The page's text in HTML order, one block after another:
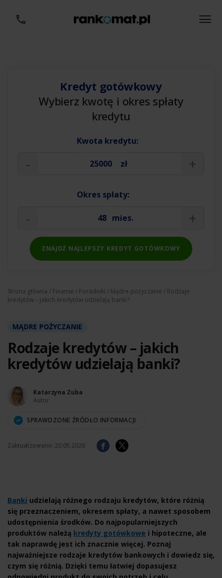
Kredyt gotówkowy
Wybierz kwotę i okres spłaty
kredytu
Kwota kredytu:
- zł +
Okres spłaty:
- mies. +
ZNAJDŹ NAJLEPSZY KREDYT GOTÓWKOWY
Strona główna / Finanse / Poradniki / Mądre pożyczanie / Rodzaje
kredytów – jakich kredytów udzielają banki?
MĄDRE POŻYCZANIE
Rodzaje kredytów – jakich
kredytów udzielają banki?
Katarzyna Zuba
Autor
SPRAWDZONE ŹRÓDŁO INFORMACJI
Zaktualizowano: 20.05.2026
Banki udzielają różnego rodzaju kredytów, które różnią
się przeznaczeniem, okresem spłaty, a nawet sposobem
udostępnienia środków. Do najpopularniejszych
produktów należą kredyty gotówkowe i hipoteczne, ale
tak naprawdę jest ich znacznie więcej. Poznaj
najważniejsze rodzaje kredytów bankowych i dowiedz się,
czym się różnią. Dzięki temu łatwiej dopasujesz